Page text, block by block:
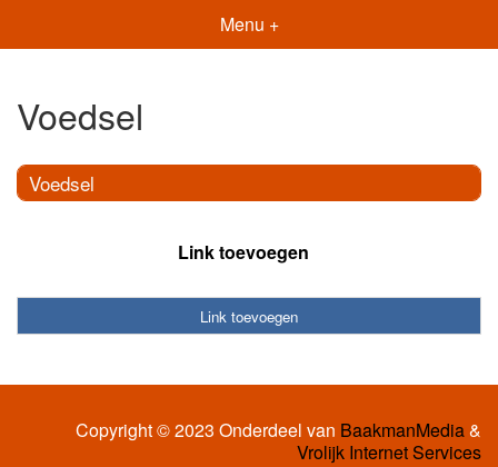
Menu +
Voedsel
Voedsel
Link toevoegen
Link toevoegen
Copyright © 2023 Onderdeel van BaakmanMedia&
Vrolijk Internet Services